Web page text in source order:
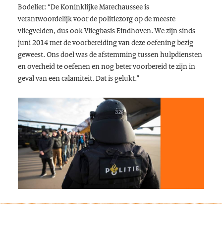
Bodelier: “De Koninklijke Marechaussee is
verantwoordelijk voor de politiezorg op de meeste
vliegvelden, dus ook Vliegbasis Eindhoven. We zijn sinds
juni 2014 met de voorbereiding van deze oefening bezig
geweest. Ons doel was de afstemming tussen hulpdiensten
en overheid te oefenen en nog beter voorbereid te zijn in
geval van een calamiteit. Dat is gelukt.”